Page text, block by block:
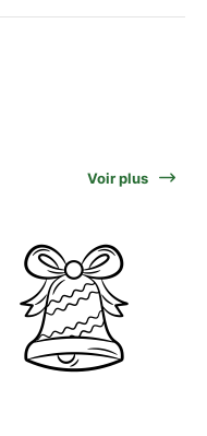
Voir plus